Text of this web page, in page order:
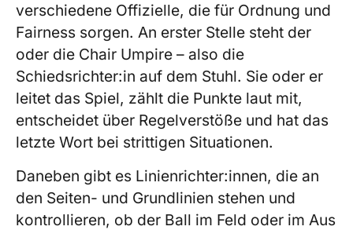
verschiedene Offizielle, die für Ordnung und
Fairness sorgen. An erster Stelle steht der
oder die Chair Umpire – also die
Schiedsrichter:in auf dem Stuhl. Sie oder er
leitet das Spiel, zählt die Punkte laut mit,
entscheidet über Regelverstöße und hat das
letzte Wort bei strittigen Situationen.
Daneben gibt es Linienrichter:innen, die an
den Seiten- und Grundlinien stehen und
kontrollieren, ob der Ball im Feld oder im Aus